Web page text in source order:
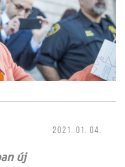
2021. 01. 04.
új